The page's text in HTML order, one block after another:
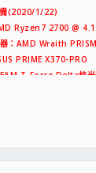
：黄金戰士小塔(8X8cm
GA-MA770T-UD3
4GB DDR3-
L7 120GB SSD（OS
TOSHIBA 2TB HDD
(2020/1/22)
Ryzen7 2700 @
：AMD Wraith PRISM
PRIME X370-PRO
T-Force Delta炫